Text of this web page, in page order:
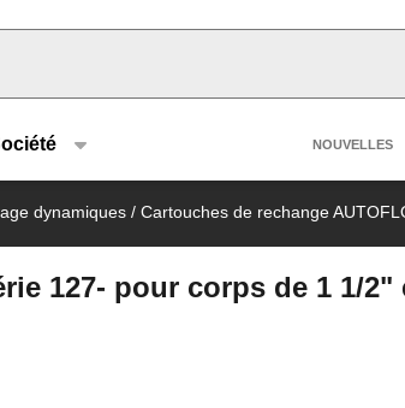
NOUVELLES
dynamiques / Cartouches de rechange
127- pour corps de 1 1/2"